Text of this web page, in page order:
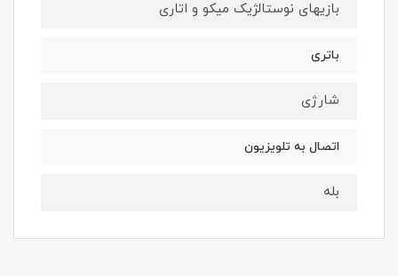
بازیهای نوستالژیک میکو و اتاری
باتری
شارژی
اتصال به تلویزیون
بله